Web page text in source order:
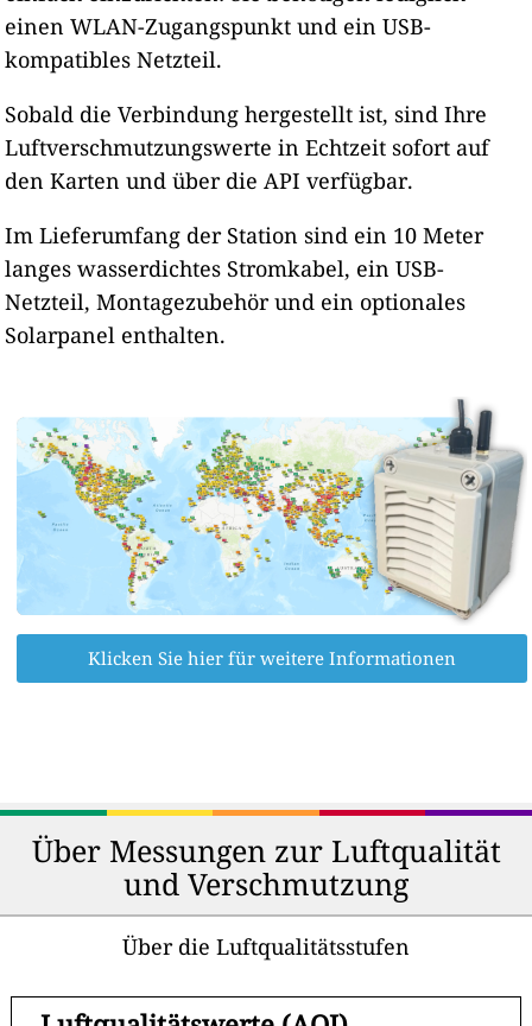
einen WLAN-Zugangspunkt und ein USB-
kompatibles Netzteil.
Sobald die Verbindung hergestellt ist, sind Ihre
Luftverschmutzungswerte in Echtzeit sofort auf
den Karten und über die API verfügbar.
Im Lieferumfang der Station sind ein 10 Meter
langes wasserdichtes Stromkabel, ein USB-
Netzteil, Montagezubehör und ein optionales
Solarpanel enthalten.
Klicken Sie hier für weitere Informationen
Über Messungen zur Luftqualität
und Verschmutzung
Über die Luftqualitätsstufen